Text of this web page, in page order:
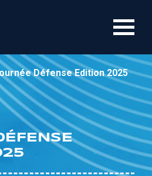
Défense Edition 2025